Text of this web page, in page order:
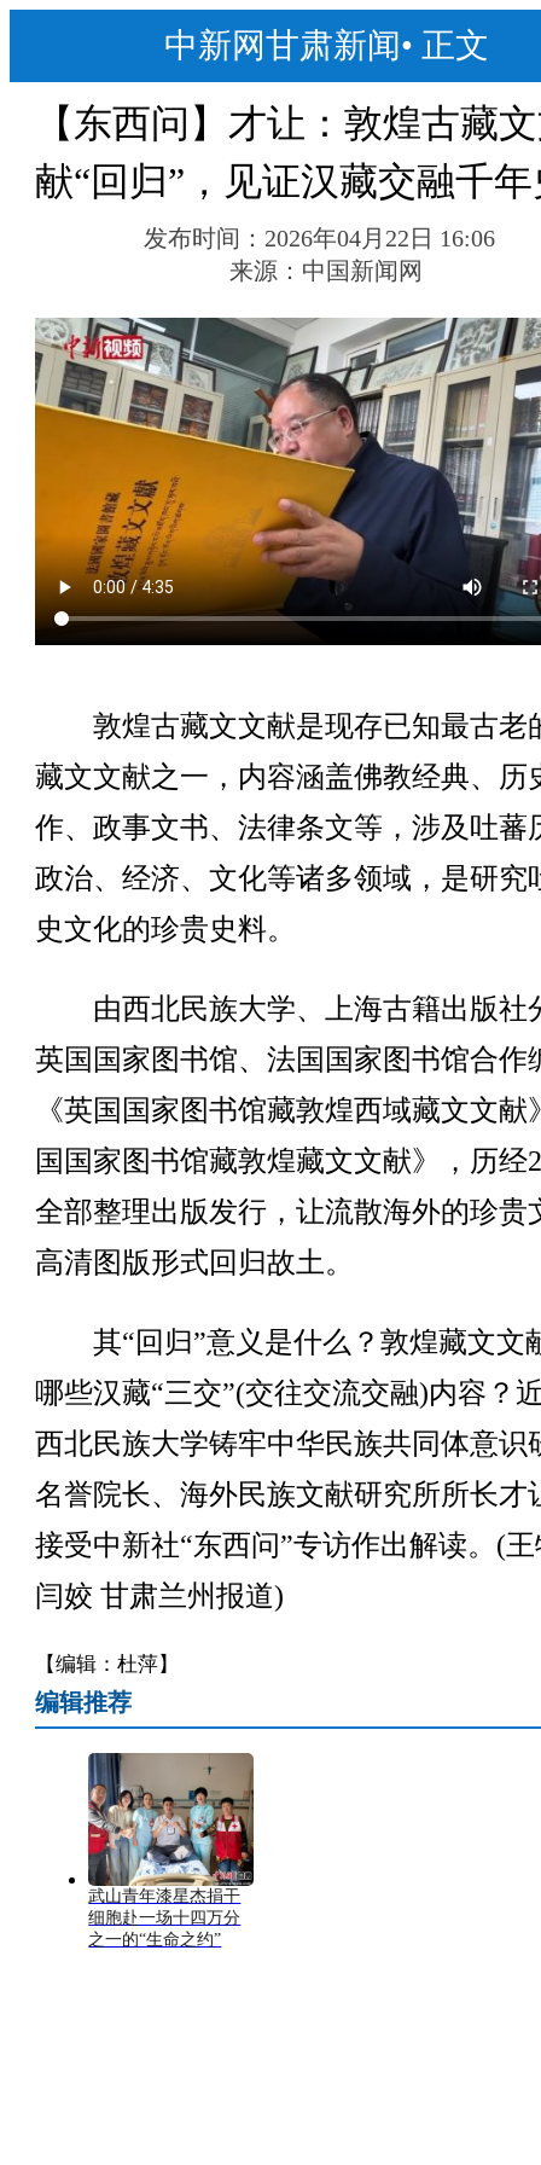
中新网甘肃新闻• 正文
【东西问】才让：敦煌古藏
献“回归”，见证汉藏交融千
发布时间： 2026年04月22日 16:06
来源： 中国新闻网
敦煌古藏文文献是现存已知最古老
藏文文献之一，内容涵盖佛教经典、历
作、政事文书、法律条文等，涉及吐蕃
政治、经济、文化等诸多领域，是研究
史文化的珍贵史料。
由西北民族大学、上海古籍出版社
英国国家图书馆、法国国家图书馆合作
《英国国家图书馆藏敦煌西域藏文文献
国国家图书馆藏敦煌藏文文献》，历经
全部整理出版发行，让流散海外的珍贵
高清图版形式回归故土。
其“回归”意义是什么？敦煌藏文文
哪些汉藏“三交”(交往交流交融)内容？
西北民族大学铸牢中华民族共同体意识
名誉院长、海外民族文献研究所所长才
接受中新社“东西问”专访作出解读。(
闫姣 甘肃兰州报道)
【编辑：杜萍】
编辑推荐
武山青年漆星杰捐干
细胞赴一场十四万分
之一的“生命之约”